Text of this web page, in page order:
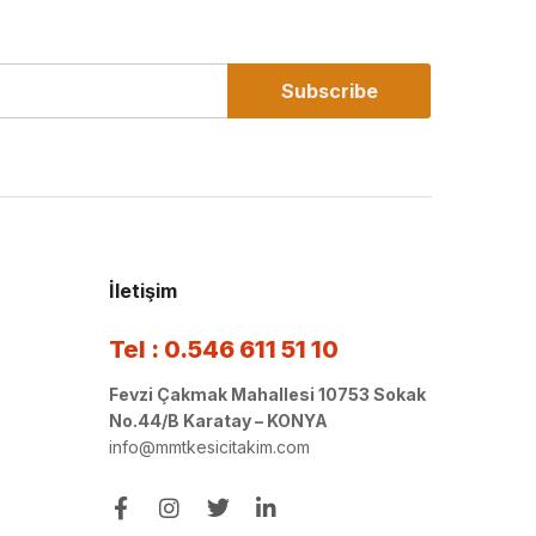
Subscribe
İletişim
Tel : 0.546 611 51 10
Fevzi Çakmak Mahallesi 10753 Sokak
No.44/B Karatay – KONYA
info@mmtkesicitakim.com